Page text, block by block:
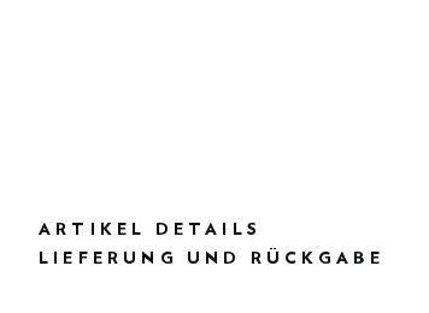
ARTIKEL DETAILS
LIEFERUNG UND RÜCKGABE